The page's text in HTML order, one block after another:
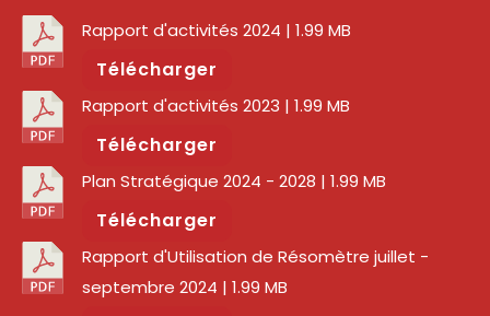
Rapport d'activités 2024 | 1.99 MB
Télécharger
Rapport d'activités 2023 | 1.99 MB
Télécharger
Plan Stratégique 2024 - 2028 | 1.99 MB
Télécharger
Rapport d'Utilisation de Résomètre juillet -
septembre 2024 | 1.99 MB